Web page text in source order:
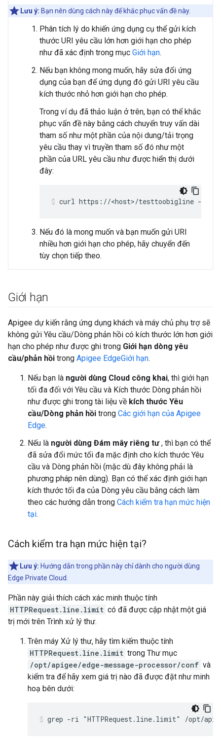
Lưu ý: Bạn nên dùng cách này để khắc phục vấn đề này.
Phân tích lý do khiến ứng dụng cụ thể gửi kích
thước URI yêu cầu lớn hơn giới hạn cho phép
như đã xác định trong mục Giới hạn.
Nếu bạn không mong muốn, hãy sửa đổi ứng
dụng của bạn để ứng dụng đó gửi URI yêu cầu
kích thước nhỏ hơn giới hạn cho phép.
Trong ví dụ đã thảo luận ở trên, bạn có thể khắc
phục vấn đề này bằng cách chuyển truy vấn dài
tham số như một phần của nội dung/tải trọng
yêu cầu thay vì truyền tham số đó như một
phần của URL yêu cầu như được hiển thị dưới
đây:
Nếu đó là mong muốn và bạn muốn gửi URI
nhiều hơn giới hạn cho phép, hãy chuyển đến
tùy chọn tiếp theo.
Giới hạn
Apigee dự kiến rằng ứng dụng khách và máy chủ phụ trợ sẽ
không gửi Yêu cầu/Dòng phản hồi có kích thước lớn hơn giới
hạn cho phép như được ghi trong Giới hạn dòng yêu
cầu/phản hồi trong Apigee EdgeGiới hạn.
Nếu bạn là người dùng Cloud công khai, thì giới hạn
tối đa đối với Yêu cầu và Kích thước Dòng phản hồi
như được ghi trong tài liệu về kích thước Yêu
cầu/Dòng phản hồi trong Các giới hạn của Apigee
Edge.
Nếu là người dùng Đám mây riêng tư, thì bạn có thể
đã sửa đổi mức tối đa mặc định cho kích thước Yêu
cầu và Dòng phản hồi (mặc dù đây không phải là
phương pháp nên dùng). Bạn có thể xác định giới hạn
kích thước tối đa của Dòng yêu cầu bằng cách làm
theo các hướng dẫn trong Cách kiểm tra hạn mức hiện
tại.
Cách kiểm tra hạn mức hiện tại?
Lưu ý: Hướng dẫn trong phần này chỉ dành cho người dùng
Edge Private Cloud.
Phần này giải thích cách xác minh thuộc tính
HTTPRequest.line.limit có đã được cập nhật một giá
trị mới trên Trình xử lý thư.
Trên máy Xử lý thư, hãy tìm kiếm thuộc tính
HTTPRequest.line.limit trong Thư mục
/opt/apigee/edge-message-processor/conf và
kiểm tra để hãy xem giá trị nào đã được đặt như minh
hoạ bên dưới: